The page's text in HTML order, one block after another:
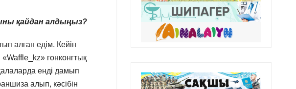
қайдан алдыңыз?
алған едім. Кейін
гонконгтық
енді дамып
алып, кәсібін